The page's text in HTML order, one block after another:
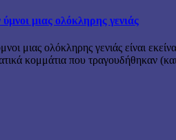
μιας ολόκληρης γενιάς
μιας ολόκληρης γενιάς είναι
κομμάτια που τραγουδήθηκαν